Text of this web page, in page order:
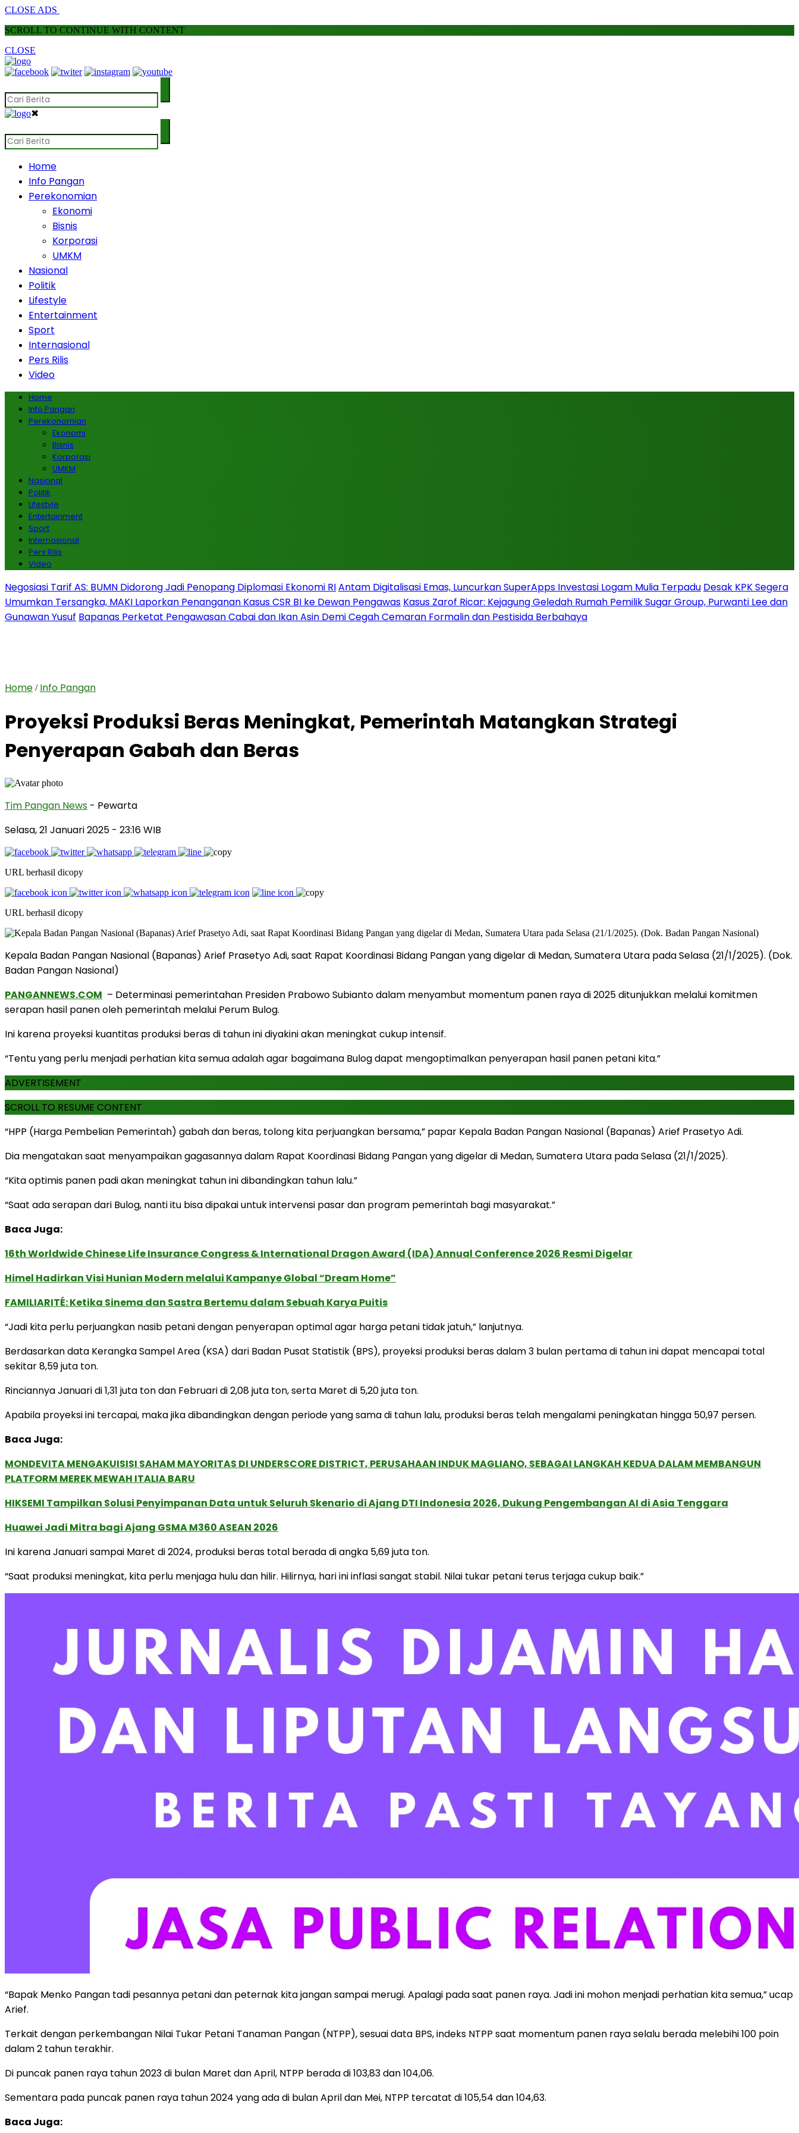
CLOSE ADS
SCROLL TO CONTINUE WITH CONTENT
CLOSE
✖
Home
Info Pangan
Perekonomian
Ekonomi
Bisnis
Korporasi
UMKM
Nasional
Politik
Lifestyle
Entertainment
Sport
Internasional
Pers Rilis
Video
Home
Info Pangan
Perekonomian
Ekonomi
Bisnis
Korporasi
UMKM
Nasional
Politik
Lifestyle
Entertainment
Sport
Internasional
Pers Rilis
Video
Negosiasi Tarif AS: BUMN Didorong Jadi Penopang Diplomasi Ekonomi RIAntam Digitalisasi Emas, Luncurkan SuperApps Investasi Logam Mulia Terpadu Desak KPK Segera
Umumkan Tersangka, MAKI Laporkan Penanganan Kasus CSR BI ke Dewan Pengawas Kasus Zarof Ricar: Kejagung Geledah Rumah Pemilik Sugar Group, Purwanti Lee dan
Gunawan Yusuf Bapanas Perketat Pengawasan Cabai dan Ikan Asin Demi Cegah Cemaran Formalin dan Pestisida Berbahaya
Home / Info Pangan
Proyeksi Produksi Beras Meningkat, Pemerintah Matangkan Strategi
Penyerapan Gabah dan Beras
Tim Pangan News - Pewarta
Selasa, 21 Januari 2025 - 23:16 WIB
URL berhasil dicopy
URL berhasil dicopy
Kepala Badan Pangan Nasional (Bapanas) Arief Prasetyo Adi, saat Rapat Koordinasi Bidang Pangan yang digelar di Medan, Sumatera Utara pada Selasa (21/1/2025). (Dok.
Badan Pangan Nasional)
PANGANNEWS.COM – Determinasi pemerintahan Presiden Prabowo Subianto dalam menyambut momentum panen raya di 2025 ditunjukkan melalui komitmen
serapan hasil panen oleh pemerintah melalui Perum Bulog.
Ini karena proyeksi kuantitas produksi beras di tahun ini diyakini akan meningkat cukup intensif.
“Tentu yang perlu menjadi perhatian kita semua adalah agar bagaimana Bulog dapat mengoptimalkan penyerapan hasil panen petani kita.”
ADVERTISEMENT
SCROLL TO RESUME CONTENT
“HPP (Harga Pembelian Pemerintah) gabah dan beras, tolong kita perjuangkan bersama,” papar Kepala Badan Pangan Nasional (Bapanas) Arief Prasetyo Adi.
Dia mengatakan saat menyampaikan gagasannya dalam Rapat Koordinasi Bidang Pangan yang digelar di Medan, Sumatera Utara pada Selasa (21/1/2025).
“Kita optimis panen padi akan meningkat tahun ini dibandingkan tahun lalu.”
“Saat ada serapan dari Bulog, nanti itu bisa dipakai untuk intervensi pasar dan program pemerintah bagi masyarakat.”
Baca Juga:
16th Worldwide Chinese Life Insurance Congress & International Dragon Award (IDA) Annual Conference 2026 Resmi Digelar
Himel Hadirkan Visi Hunian Modern melalui Kampanye Global “Dream Home”
FAMILIARITÉ: Ketika Sinema dan Sastra Bertemu dalam Sebuah Karya Puitis
“Jadi kita perlu perjuangkan nasib petani dengan penyerapan optimal agar harga petani tidak jatuh,” lanjutnya.
Berdasarkan data Kerangka Sampel Area (KSA) dari Badan Pusat Statistik (BPS), proyeksi produksi beras dalam 3 bulan pertama di tahun ini dapat mencapai total
sekitar 8,59 juta ton.
Rinciannya Januari di 1,31 juta ton dan Februari di 2,08 juta ton, serta Maret di 5,20 juta ton.
Apabila proyeksi ini tercapai, maka jika dibandingkan dengan periode yang sama di tahun lalu, produksi beras telah mengalami peningkatan hingga 50,97 persen.
Baca Juga:
MONDEVITA MENGAKUISISI SAHAM MAYORITAS DI UNDERSCORE DISTRICT, PERUSAHAAN INDUK MAGLIANO, SEBAGAI LANGKAH KEDUA DALAM MEMBANGUN
PLATFORM MEREK MEWAH ITALIA BARU
HIKSEMI Tampilkan Solusi Penyimpanan Data untuk Seluruh Skenario di Ajang DTI Indonesia 2026, Dukung Pengembangan AI di Asia Tenggara
Huawei Jadi Mitra bagi Ajang GSMA M360 ASEAN 2026
Ini karena Januari sampai Maret di 2024, produksi beras total berada di angka 5,69 juta ton.
“Saat produksi meningkat, kita perlu menjaga hulu dan hilir. Hilirnya, hari ini inflasi sangat stabil. Nilai tukar petani terus terjaga cukup baik.”
“Bapak Menko Pangan tadi pesannya petani dan peternak kita jangan sampai merugi. Apalagi pada saat panen raya. Jadi ini mohon menjadi perhatian kita semua,” ucap
Arief.
Terkait dengan perkembangan Nilai Tukar Petani Tanaman Pangan (NTPP), sesuai data BPS, indeks NTPP saat momentum panen raya selalu berada melebihi 100 poin
dalam 2 tahun terakhir.
Di puncak panen raya tahun 2023 di bulan Maret dan April, NTPP berada di 103,83 dan 104,06.
Sementara pada puncak panen raya tahun 2024 yang ada di bulan April dan Mei, NTPP tercatat di 105,54 dan 104,63.
Baca Juga: